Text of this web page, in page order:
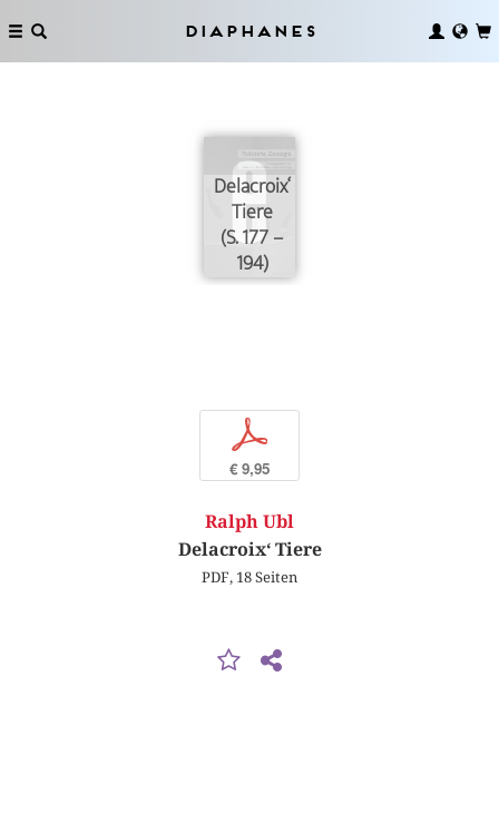
Diaphanes
Delacroix‘
Tiere
(S. 177 –
194)
p
€ 9,95
Ralph Ubl
Delacroix‘ Tiere
PDF, 18 Seiten